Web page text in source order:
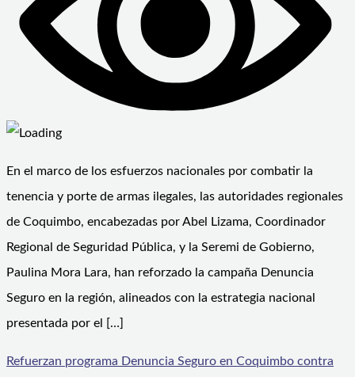
En el marco de los esfuerzos nacionales por combatir la
tenencia y porte de armas ilegales, las autoridades regionales
de Coquimbo, encabezadas por Abel Lizama, Coordinador
Regional de Seguridad Pública, y la Seremi de Gobierno,
Paulina Mora Lara, han reforzado la campaña Denuncia
Seguro en la región, alineados con la estrategia nacional
presentada por el […]
Refuerzan programa Denuncia Seguro en Coquimbo contra